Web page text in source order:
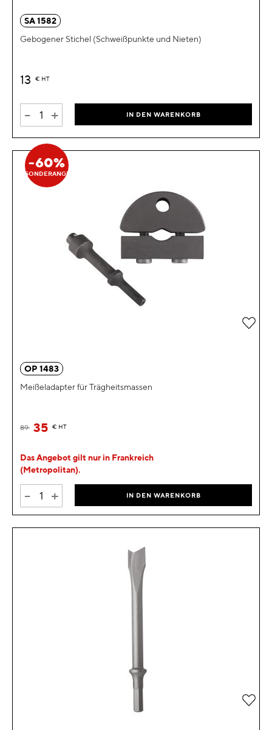
SA 1582
Gebogener Stichel (Schweißpunkte und Nieten)
13 € HT
- + IN DEN WARENKORB
-60%
SONDERANGEBOT
OP 1483
Meißeladapter für Trägheitsmassen
35 € HT
89
Das Angebot gilt nur in Frankreich
(Metropolitan).
- + IN DEN WARENKORB
Zur
Zur